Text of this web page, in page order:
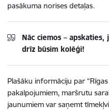
pasākuma norises detaļas.
Nāc ciemos –
drīz būsim kolēģi!
Plašāku informāciju par
pakalpojumiem, maršrutu
jaunumiem var saņemt